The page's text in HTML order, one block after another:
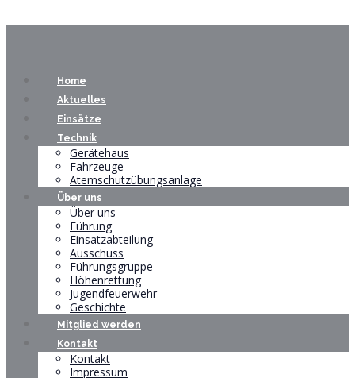
Home
Aktuelles
Einsätze
Technik
Gerätehaus
Fahrzeuge
Atemschutzübungsanlage
Über uns
Über uns
Führung
Einsatzabteilung
Ausschuss
Führungsgruppe
Höhenrettung
Jugendfeuerwehr
Geschichte
Mitglied werden
Kontakt
Kontakt
Impressum